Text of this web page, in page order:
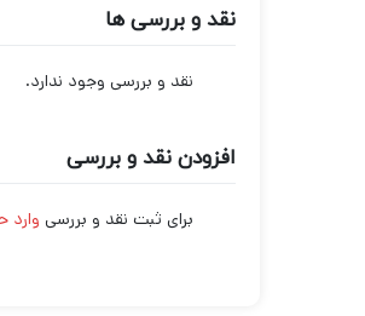
نقد و بررسی ها
نقد و بررسی وجود ندارد.
افزودن نقد و بررسی
برای ثبت نقد و بررسی وارد